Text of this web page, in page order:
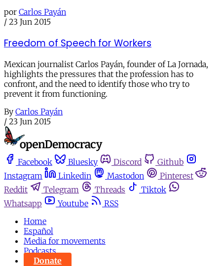
por Carlos Payán
/ 23 Jun 2015
Freedom of Speech for Workers
Mexican journalist Carlos Payán, founder of La Jornada,
highlights the pressures that the profession has to
confront, and the need to identify those who try to
prevent it from functioning.
By Carlos Payán
/ 23 Jun 2015
Facebook Bluesky Discord
Github
Instagram
Linkedin Mastodon
Pinterest
Reddit
Telegram Threads
Tiktok
Whatsapp
Youtube
RSS
Home
Español
Media for movements
Podcasts
Donate